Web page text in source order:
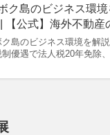
ク島のビジネス環
【公式】海外不動
ク島のビジネス環境を解
制優遇で法人税20年免除